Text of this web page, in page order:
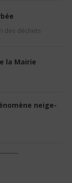
des déchets
la Mairie
neige-